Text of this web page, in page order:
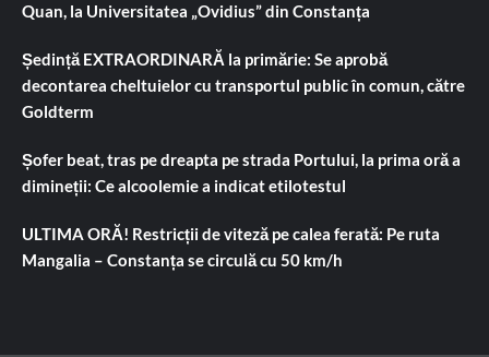
Quan, la Universitatea „Ovidius” din Constanța
Ședință EXTRAORDINARĂ la primărie: Se aprobă
decontarea cheltuielor cu transportul public în comun, către
Goldterm
Șofer beat, tras pe dreapta pe strada Portului, la prima oră a
dimineții: Ce alcoolemie a indicat etilotestul
ULTIMA ORĂ! Restricții de viteză pe calea ferată: Pe ruta
Mangalia – Constanța se circulă cu 50 km/h